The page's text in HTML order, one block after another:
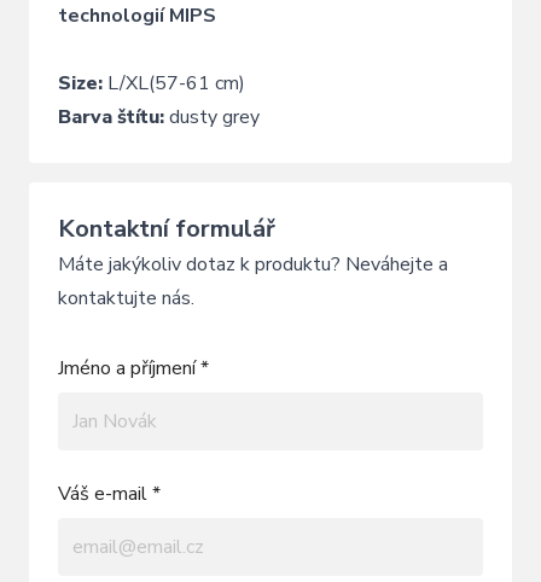
technologií MIPS
Size: L/XL(57-61 cm)
Barva štítu:dusty grey
Kontaktní formulář
Máte jakýkoliv dotaz k produktu? Neváhejte a
kontaktujte nás.
Jméno a příjmení *
Váš e-mail *